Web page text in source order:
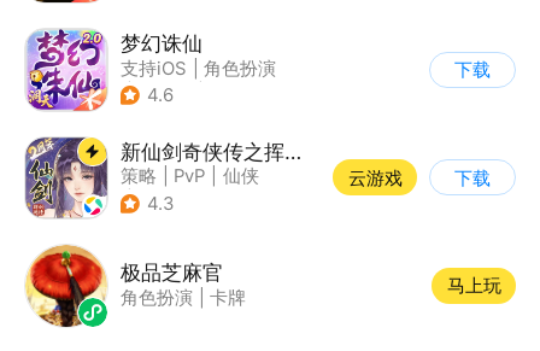
梦幻诛仙
支持iOS
角色扮演
| 回合制
4.6
下载
新仙剑奇侠传之挥剑问情
策略 PvP
仙侠
| 仙剑
4.3
云游戏 下载
极品芝麻官
角色扮演 卡牌
马上玩